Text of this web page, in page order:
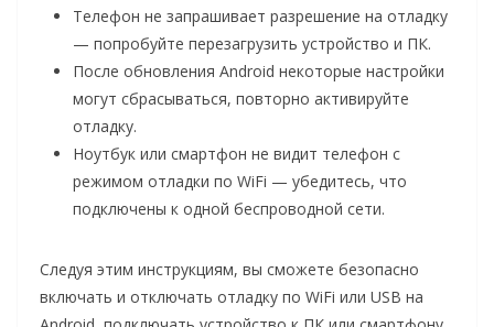
Телефон не запрашивает разрешение на отладку
— попробуйте перезагрузить устройство и ПК.
После обновления Android некоторые настройки
могут сбрасываться, повторно активируйте
отладку.
Ноутбук или смартфон не видит телефон с
режимом отладки по WiFi — убедитесь, что
подключены к одной беспроводной сети.
Следуя этим инструкциям, вы сможете безопасно
включать и отключать отладку по WiFi или USB на